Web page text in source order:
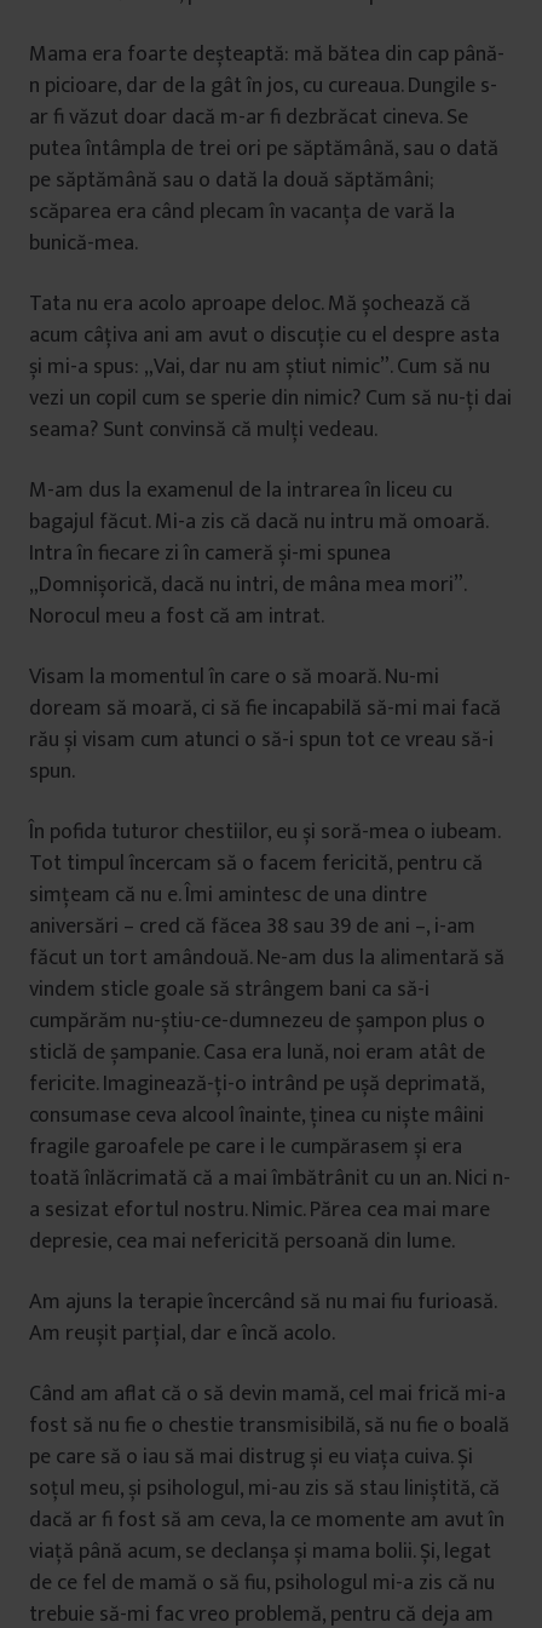
Mama era foarte deșteaptă: mă bătea din cap până-
n picioare, dar de la gât în jos, cu cureaua. Dungile s-
ar fi văzut doar dacă m-ar fi dezbrăcat cineva. Se
putea întâmpla de trei ori pe săptămână, sau o dată
pe săptămână sau o dată la două săptămâni;
scăparea era când plecam în vacanța de vară la
bunică-mea.
Tata nu era acolo aproape deloc. Mă șochează că
acum câțiva ani am avut o discuție cu el despre asta
și mi-a spus: „Vai, dar nu am știut nimic”. Cum să nu
vezi un copil cum se sperie din nimic? Cum să nu-ți dai
seama? Sunt convinsă că mulți vedeau.
M-am dus la examenul de la intrarea în liceu cu
bagajul făcut. Mi-a zis că dacă nu intru mă omoară.
Intra în fiecare zi în cameră și-mi spunea
„Domnișorică, dacă nu intri, de mâna mea mori”.
Norocul meu a fost că am intrat.
Visam la momentul în care o să moară. Nu-mi
doream să moară, ci să fie incapabilă să-mi mai facă
rău și visam cum atunci o să-i spun tot ce vreau să-i
spun.
În pofida tuturor chestiilor, eu și soră-mea o iubeam.
Tot timpul încercam să o facem fericită, pentru că
simțeam că nu e. Îmi amintesc de una dintre
aniversări – cred că făcea 38 sau 39 de ani –, i-am
făcut un tort amândouă. Ne-am dus la alimentară să
vindem sticle goale să strângem bani ca să-i
cumpărăm nu-știu-ce-dumnezeu de șampon plus o
sticlă de șampanie. Casa era lună, noi eram atât de
fericite. Imaginează-ți-o intrând pe ușă deprimată,
consumase ceva alcool înainte, ținea cu niște mâini
fragile garoafele pe care i le cumpărasem și era
toată înlăcrimată că a mai îmbătrânit cu un an. Nici n-
a sesizat efortul nostru. Nimic. Părea cea mai mare
depresie, cea mai nefericită persoană din lume.
Am ajuns la terapie încercând să nu mai fiu furioasă.
Am reușit parțial, dar e încă acolo.
Când am aflat că o să devin mamă, cel mai frică mi-a
fost să nu fie o chestie transmisibilă, să nu fie o boală
pe care să o iau să mai distrug și eu viața cuiva. Și
soțul meu, și psihologul, mi-au zis să stau liniștită, că
dacă ar fi fost să am ceva, la ce momente am avut în
viață până acum, se declanșa și mama bolii. Și, legat
de ce fel de mamă o să fiu, psihologul mi-a zis că nu
trebuie să-mi fac vreo problemă, pentru că deja am